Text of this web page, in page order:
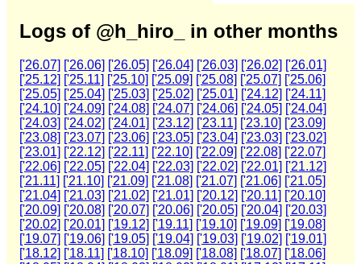
Logs of @h_hiro_ in other months
['26.07] ['26.06] ['26.05] ['26.04] ['26.03] ['26.02] ['26.01]
['25.12] ['25.11] ['25.10] ['25.09] ['25.08] ['25.07] ['25.06]
['25.05] ['25.04] ['25.03] ['25.02] ['25.01] ['24.12] ['24.11]
['24.10] ['24.09] ['24.08] ['24.07] ['24.06] ['24.05] ['24.04]
['24.03] ['24.02] ['24.01] ['23.12] ['23.11] ['23.10] ['23.09]
['23.08] ['23.07] ['23.06] ['23.05] ['23.04] ['23.03] ['23.02]
['23.01] ['22.12] ['22.11] ['22.10] ['22.09] ['22.08] ['22.07]
['22.06] ['22.05] ['22.04] ['22.03] ['22.02] ['22.01] ['21.12]
['21.11] ['21.10] ['21.09] ['21.08] ['21.07] ['21.06] ['21.05]
['21.04] ['21.03] ['21.02] ['21.01] ['20.12] ['20.11] ['20.10]
['20.09] ['20.08] ['20.07] ['20.06] ['20.05] ['20.04] ['20.03]
['20.02] ['20.01] ['19.12] ['19.11] ['19.10] ['19.09] ['19.08]
['19.07] ['19.06] ['19.05] ['19.04] ['19.03] ['19.02] ['19.01]
['18.12] ['18.11] ['18.10] ['18.09] ['18.08] ['18.07] ['18.06]